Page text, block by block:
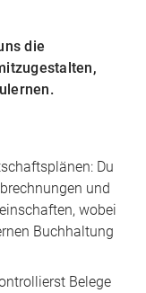
die
Du
und
wobei
Buchhaltung
Belege